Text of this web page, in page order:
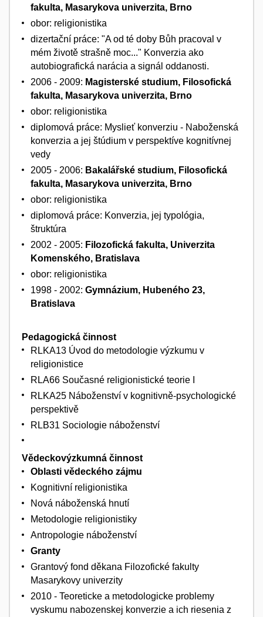
fakulta, Masarykova univerzita, Brno
obor: religionistika
dizertační práce: "A od té doby Bůh pracoval v
mém životě strašně moc..." Konverzia ako
autobiografická narácia a signál oddanosti.
2006 - 2009: Magisterské studium, Filosofická
fakulta, Masarykova univerzita, Brno
obor: religionistika
diplomová práce: Myslieť konverziu - Naboženská
konverzia a jej štúdium v perspektíve kognitívnej
vedy
2005 - 2006: Bakalářské studium, Filosofická
fakulta, Masarykova univerzita, Brno
obor: religionistika
diplomová práce: Konverzia, jej typológia,
štruktúra
2002 - 2005: Filozofická fakulta, Univerzita
Komenského, Bratislava
obor: religionistika
1998 - 2002: Gymnázium, Hubeného 23,
Bratislava
Pedagogická činnost
RLKA13 Úvod do metodologie výzkumu v
religionistice
RLA66 Současné religionistické teorie I
RLKA25 Náboženství v kognitivně-psychologické
perspektivě
RLB31 Sociologie náboženství
Vědeckovýzkumná činnost
Oblasti vědeckého zájmu
Kognitivní religionistika
Nová náboženská hnutí
Metodologie religionistiky
Antropologie náboženství
Granty
Grantový fond děkana Filozofické fakulty
Masarykovy univerzity
2010 - Teoreticke a metodologicke problemy
vyskumu nabozenskej konverzie a ich riesenia z